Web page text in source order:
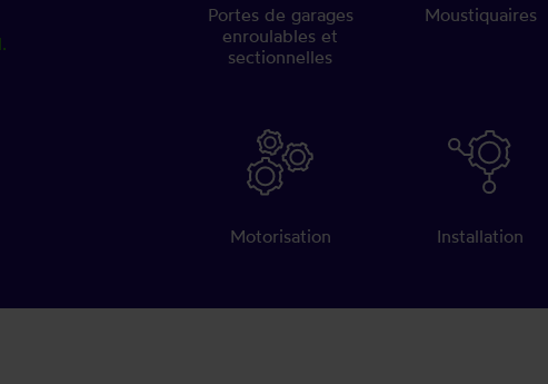
Portes de garages
enroulables et
sectionnelles
Moustiquaires
Motorisation Installation